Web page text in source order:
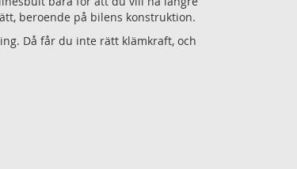
beroende på bilens konstruktion.
Då får du inte rätt klämkraft, och